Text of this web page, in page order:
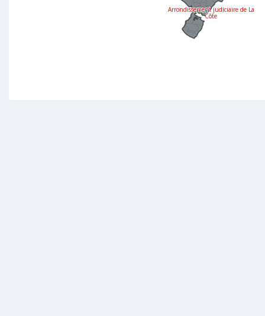
Arrondissement judiciaire de La
Côte